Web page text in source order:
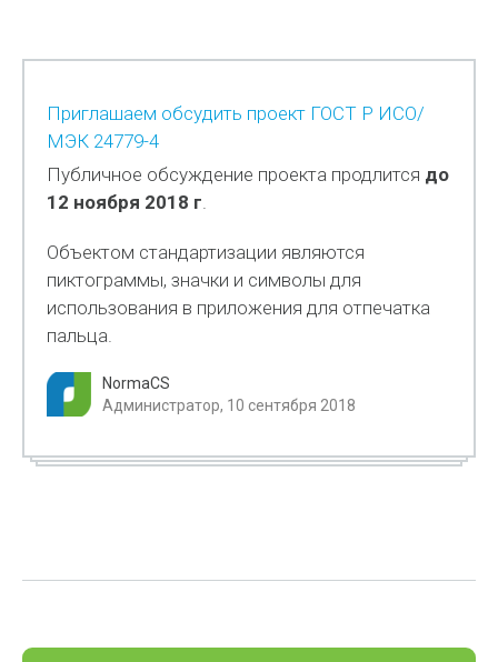
Приглашаем обсудить проект ГОСТ Р ИСО/
МЭК 24779-4
Публичное обсуждение проекта продлится до
12 ноября 2018 г.
Объектом стандартизации являются
пиктограммы, значки и символы для
использования в приложения для отпечатка
пальца.
NormaCS
Администратор, 10 сентября 2018